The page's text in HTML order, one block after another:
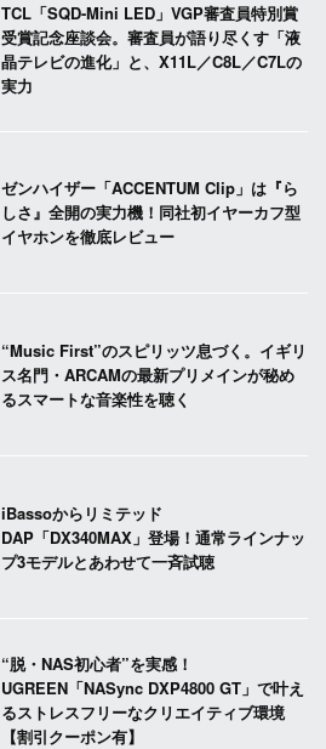
TCL「SQD-Mini LED」VGP審査員特別賞
受賞記念座談会。審査員が語り尽くす「液
晶テレビの進化」と、X11L／C8L／C7Lの
実力
ゼンハイザー「ACCENTUM Clip」は『ら
しさ』全開の実力機！同社初イヤーカフ型
イヤホンを徹底レビュー
“Music First”のスピリッツ息づく。イギリ
ス名門・ARCAMの最新プリメインが秘め
るスマートな音楽性を聴く
iBassoからリミテッド
DAP「DX340MAX」登場！通常ラインナッ
プ3モデルとあわせて一斉試聴
“脱・NAS初心者”を実感！
UGREEN「NASync DXP4800 GT」で叶え
るストレスフリーなクリエイティブ環境
【割引クーポン有】